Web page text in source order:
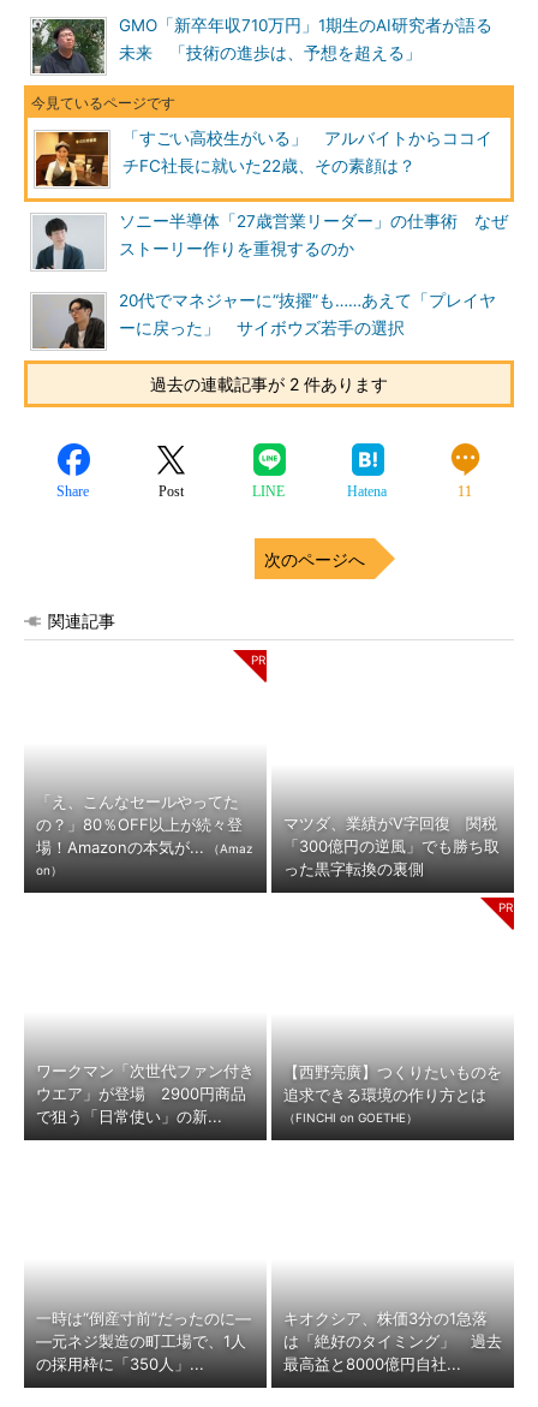
GMO「新卒年収710万円」1期生のAI研究者が語る
未来 「技術の進歩は、予想を超える」
「すごい高校生がいる」 アルバイトからココイ
チFC社長に就いた22歳、その素顔は？
ソニー半導体「27歳営業リーダー」の仕事術 なぜ
ストーリー作りを重視するのか
20代でマネジャーに“抜擢”も……あえて「プレイヤ
ーに戻った」 サイボウズ若手の選択
過去の連載記事が 2 件あります
Share Post LINE Hatena 11
次のページへ
関連記事
「え、こんなセールやってた
の？」80％OFF以上が続々登
場！Amazonの本気が...
（Amaz
on）
マツダ、業績がV字回復 関税
「300億円の逆風」でも勝ち取
った黒字転換の裏側
ワークマン「次世代ファン付き
ウエア」が登場 2900円商品
で狙う「日常使い」の新...
【西野亮廣】つくりたいものを
追求できる環境の作り方とは
（FINCHI on GOETHE）
一時は“倒産寸前”だったのに―
―元ネジ製造の町工場で、1人
の採用枠に「350人」...
キオクシア、株価3分の1急落
は「絶好のタイミング」 過去
最高益と8000億円自社...